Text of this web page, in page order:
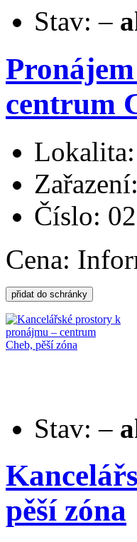
Stav: –
centrum
Číslo:
Cena:
Stav: –
pěší zóna